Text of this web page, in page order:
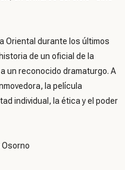
Oriental durante los últimos
de un oficial de la
un reconocido dramaturgo. A
la película
individual, la ética y el poder
Osorno